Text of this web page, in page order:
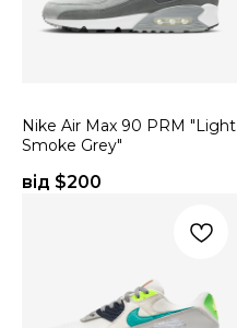
Nike Air Max 90 PRM "Light
Smoke Grey"
від $200